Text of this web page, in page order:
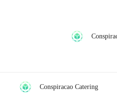
Conspiracao Catering